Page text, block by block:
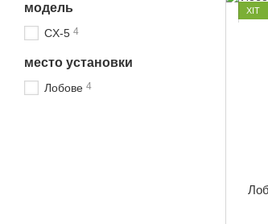
ХІТ
модель
CX-5 4
место установки
Лобове 4